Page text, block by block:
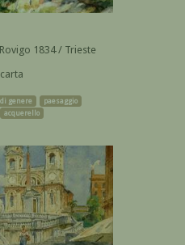
1834 / Trieste
genere
paesaggio
acquerello